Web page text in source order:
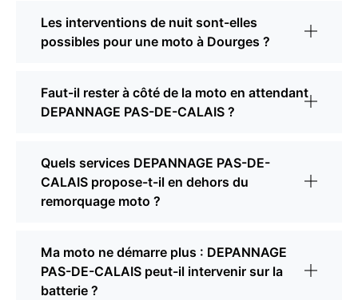
Les interventions de nuit sont-elles
possibles pour une moto à Dourges ?
Faut-il rester à côté de la moto en attendant
DEPANNAGE PAS-DE-CALAIS ?
Quels services DEPANNAGE PAS-DE-
CALAIS propose-t-il en dehors du
remorquage moto ?
Ma moto ne démarre plus : DEPANNAGE
PAS-DE-CALAIS peut-il intervenir sur la
batterie ?